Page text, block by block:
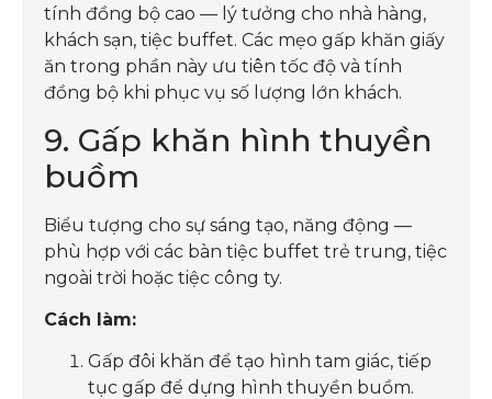
tính đồng bộ cao — lý tưởng cho nhà hàng,
khách sạn, tiệc buffet. Các mẹo gấp khăn giấy
ăn trong phần này ưu tiên tốc độ và tính
đồng bộ khi phục vụ số lượng lớn khách.
9. Gấp khăn hình thuyền
buồm
Biểu tượng cho sự sáng tạo, năng động —
phù hợp với các bàn tiệc buffet trẻ trung, tiệc
ngoài trời hoặc tiệc công ty.
Cách làm:
Gấp đôi khăn để tạo hình tam giác, tiếp
tục gấp để dựng hình thuyền buồm.